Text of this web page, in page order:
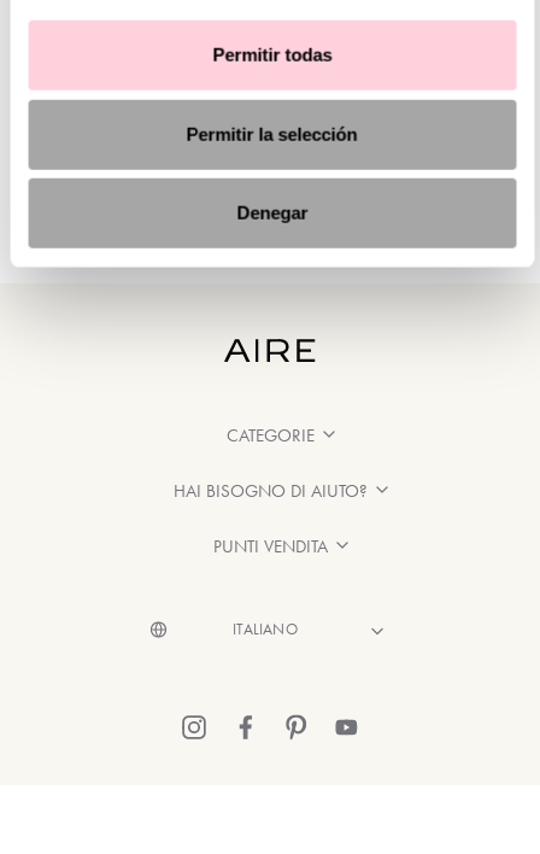
Permitir todas
Permitir la selección
Denegar
CATEGORIE
HAI BISOGNO DI AIUTO?
PUNTI VENDITA